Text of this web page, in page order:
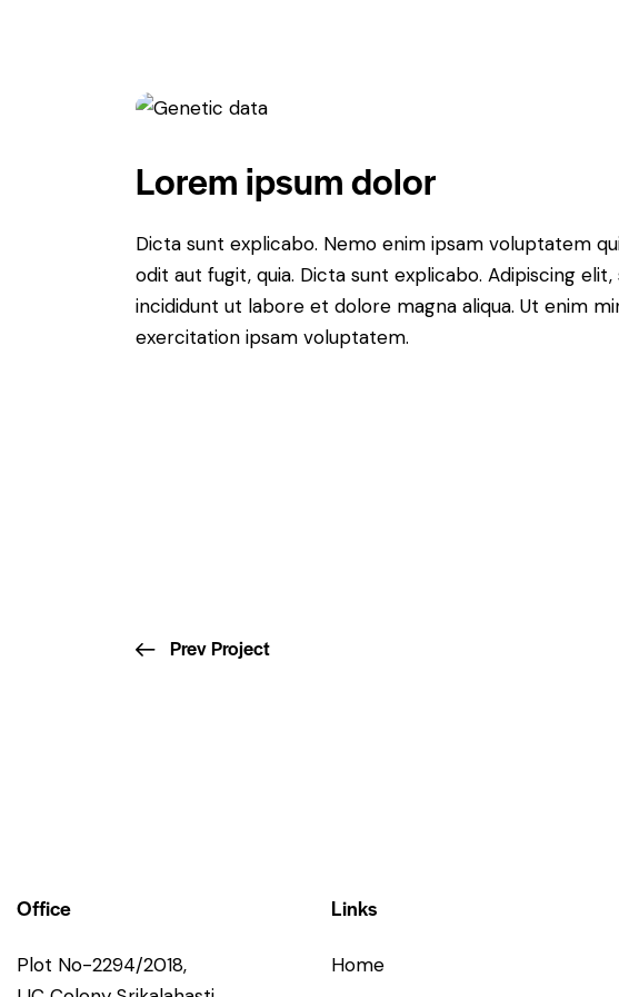
Lorem ipsum dolor
Dicta sunt explicabo. Nemo enim ipsam voluptatem
odit aut fugit, quia. Dicta sunt explicabo. Adipiscing
incididunt ut labore et dolore magna aliqua. Ut enim
exercitation ipsam voluptatem.
Prev Project
Office
Plot No-2294/2018,
Links
Home